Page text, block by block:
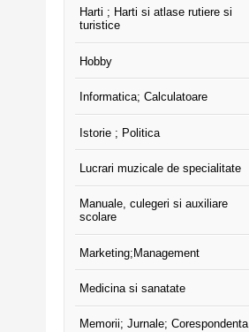
Harti ; Harti si atlase rutiere si
turistice
Hobby
Informatica; Calculatoare
Istorie ; Politica
Lucrari muzicale de specialitate
Manuale, culegeri si auxiliare
scolare
Marketing;Management
Medicina si sanatate
Memorii; Jurnale; Corespondenta